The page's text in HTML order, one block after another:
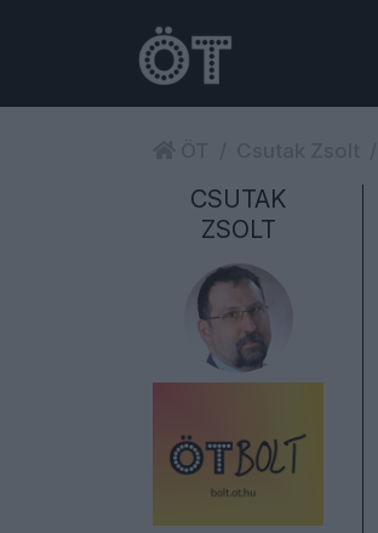
CSUTAK
ZSOLT